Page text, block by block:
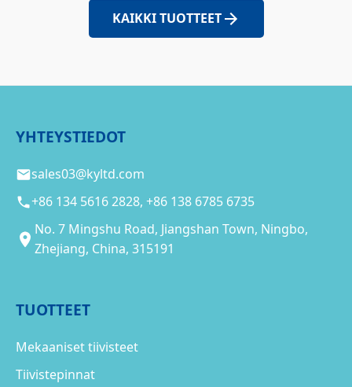
KAIKKI TUOTTEET
YHTEYSTIEDOT
sales03@kyltd.com
+86 134 5616 2828, +86 138 6785 6735
No. 7 Mingshu Road, Jiangshan Town, Ningbo,
Zhejiang, China, 315191
TUOTTEET
Mekaaniset tiivisteet
Tiivistepinnat